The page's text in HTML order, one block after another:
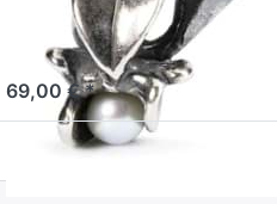
Hier verbirgt sich eine Perle untern
der Schönheit" Ackerwinde
Beziehungen und treue.
Lagernd: 1-3 Tage
69,00 € *